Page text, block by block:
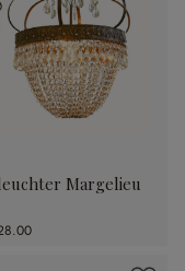
Margelieu